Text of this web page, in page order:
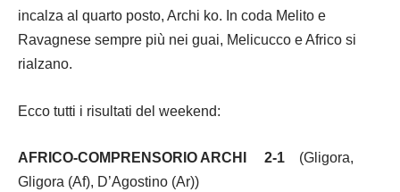
incalza al quarto posto, Archi ko. In coda Melito e
Ravagnese sempre più nei guai, Melicucco e Africo si
rialzano.
Ecco tutti i risultati del weekend:
AFRICO-COMPRENSORIO ARCHI 2-1 (Gligora,
Gligora (Af), D’Agostino (Ar))